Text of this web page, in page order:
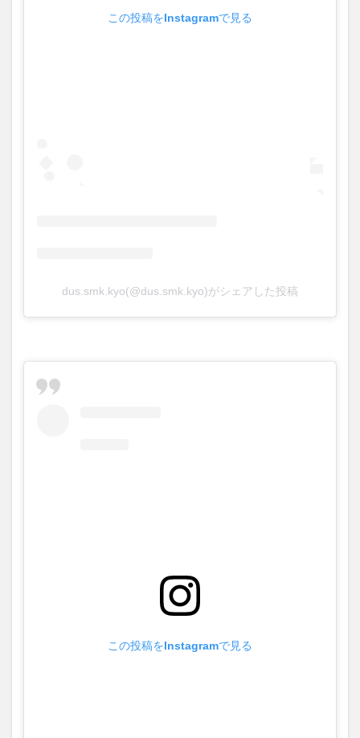
この投稿をInstagramで見る
dus.smk.kyo(@dus.smk.kyo)がシェアした投稿
この投稿をInstagramで見る